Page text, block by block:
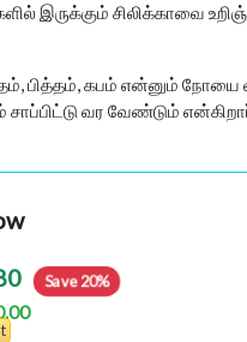
இருக்கும் சிலிக்காவை
பித்தம், கபம் என்னும் நோயை
வர வேண்டும்
Save 20%